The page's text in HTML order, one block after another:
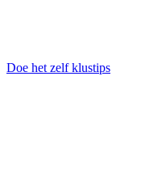
Doe het zelf klustips